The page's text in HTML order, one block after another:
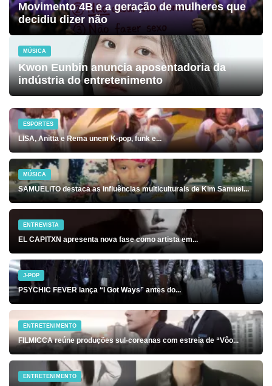
Movimento 4B e a geração de mulheres que
decidiu dizer não
MÚSICA
Kwon Eunbin anuncia aposentadoria da
indústria do entretenimento
ESPORTES
LISA, Anitta e Rema unem K-pop, funk e...
MÚSICA
SAMUELiTO destaca as influências multiculturais de Kim Samuel...
ENTREVISTA
EL CAPITXN apresenta nova fase como artista em...
J-POP
PSYCHIC FEVER lança “I Got Ways” antes do...
ENTRETENIMENTO
FILMICCA reúne produções sul-coreanas com estreia de “Vôo...
ENTRETENIMENTO